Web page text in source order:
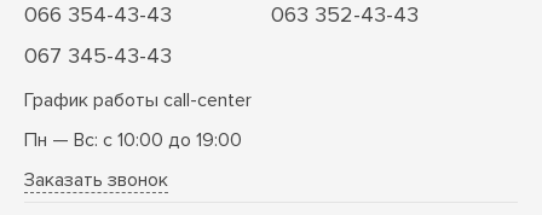
066 354-43-43
063 352-43-43
067 345-43-43
График работы call-center
Пн — Вс: с 10:00 до 19:00
Заказать звонок